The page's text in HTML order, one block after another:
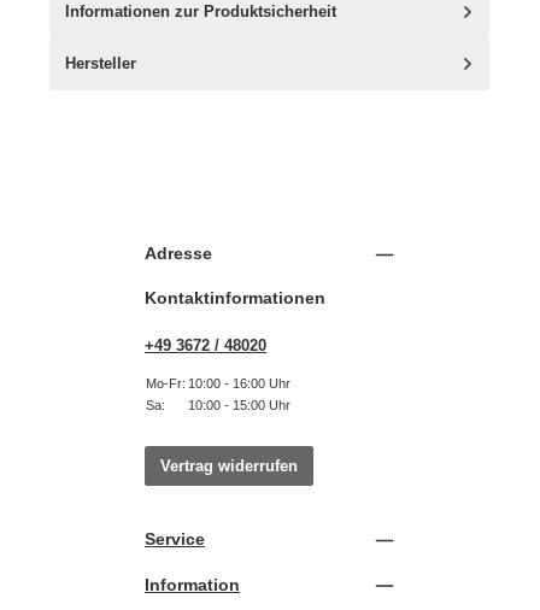
Informationen zur Produktsicherheit
Hersteller
Adresse
Kontaktinformationen
+49 3672 / 48020
Mo-Fr: 10:00 - 16:00 Uhr
Sa:
10:00 - 15:00 Uhr
Vertrag widerrufen
Service
Information